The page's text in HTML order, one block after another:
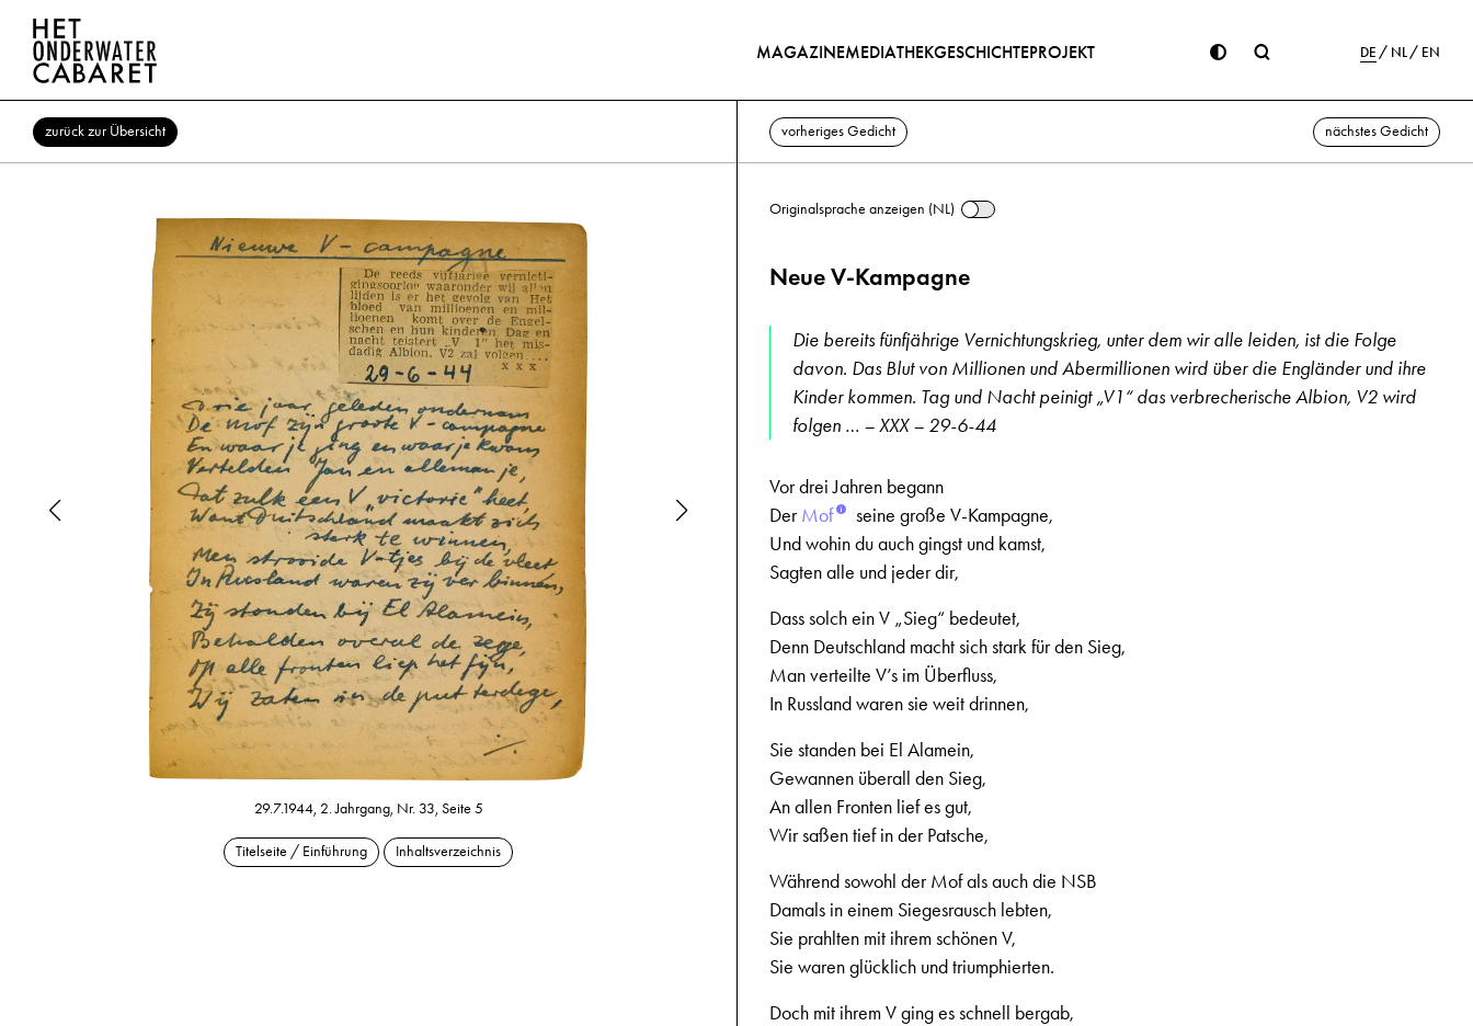
MAGAZINEMEDIATHEKGESCHICHTEPROJEKT DE NL EN
zurück zur Übersicht
29.7.1944, 2. Jahrgang, Nr. 33, Seite 5 29.7.1944, 2. Jahrgang, Nr. 33, Seite 6
Titelseite / Einführung Inhaltsverzeichnis
vorheriges Gedicht nächstes Gedicht
Originalsprache anzeigen (NL)
Neue V-Kampagne
Die bereits fünfjährige Vernichtungskrieg, unter dem wir alle leiden, ist die Folge
davon. Das Blut von Millionen und Abermillionen wird über die Engländer und ihre
Kinder kommen. Tag und Nacht peinigt „V1“ das verbrecherische Albion, V2 wird
folgen … – XXX – 29-6-44
Vor drei Jahren begann
DerMof
seine große V-Kampagne,
Und wohin du auch gingst und kamst,
Sagten alle und jeder dir,
Dass solch ein V „Sieg“ bedeutet,
Denn Deutschland macht sich stark für den Sieg,
Man verteilte V’s im Überfluss,
In Russland waren sie weit drinnen,
Sie standen bei El Alamein,
Gewannen überall den Sieg,
An allen Fronten lief es gut,
Wir saßen tief in der Patsche,
Während sowohl der Mof als auch die NSB
Damals in einem Siegesrausch lebten,
Sie prahlten mit ihrem schönen V,
Sie waren glücklich und triumphierten.
Doch mit ihrem V ging es schnell bergab,